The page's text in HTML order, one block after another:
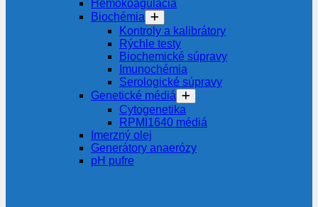
Hemokoagulácia
Biochémia
Kontroly a kalibrátory
Rýchle testy
Biochemické súpravy
Imunochémia
Serologické súpravy
Genetické médiá
Cytogenetika
RPMI1640 médiá
Imerzný olej
Generátory anaerózy
pH pufre